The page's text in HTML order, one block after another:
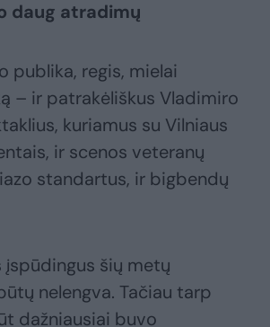
daug atradimų
publika, regis, mielai
– ir patrakėliškus Vladimiro
kuriamus su Vilniaus
ir scenos veteranų
standartus, ir bigbendų
šių metų
nelengva. Tačiau tarp
dažniausiai buvo